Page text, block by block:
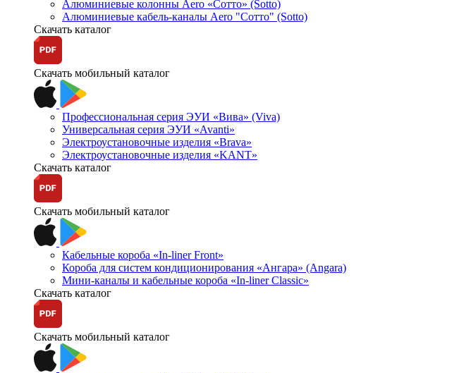
Алюминиевые колонны Aero «Сотто» (Sotto)
Алюминиевые кабель-каналы Aero "Сотто" (Sotto)
Скачать каталог
Скачать мобильный каталог
Профессиональная серия ЭУИ «Вива» (Viva)
Универсальная серия ЭУИ «Avanti»
Электроустановочные изделия «Brava»
Электроустановочные изделия «KANT»
Скачать каталог
Скачать мобильный каталог
Кабельные короба «In-liner Front»
Короба для систем кондиционирования «Ангара» (Angara)
Мини-каналы и кабельные короба «In-liner Classic»
Скачать каталог
Скачать мобильный каталог